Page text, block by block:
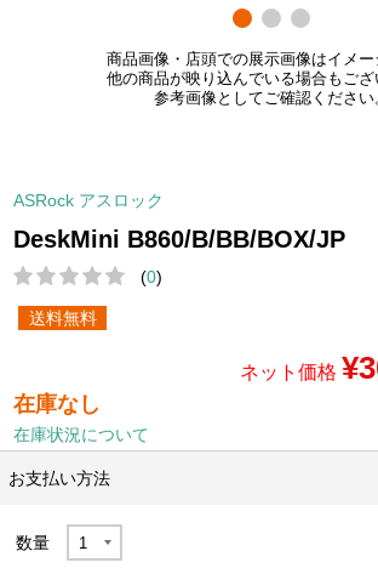
商品画像・店頭での展示画像はイメー
他の商品が映り込んでいる場合もござ
参考画像としてご確認ください
ASRock アスロック
DeskMini B860/B/BB/BOX/JP
(0)
送料無料
ネット価格
在庫なし
在庫状況について
お支払い方法
数量